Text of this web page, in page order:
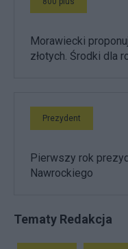
Morawiecki
złotych. Środki dla
Prezydent
Pierwszy rok
Nawrockiego
Tematy Redakcja